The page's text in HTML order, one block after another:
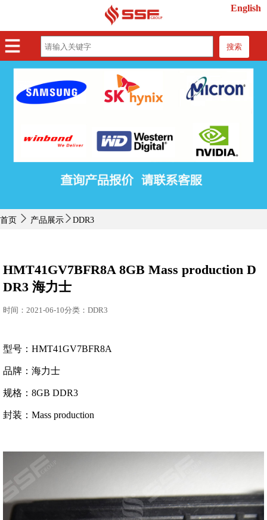
English
搜索
首页
产品展示
行业动态
首页 产品展示 DDR3
HMT41GV7BFR8A 8GB Mass production D
DR3 海力士
时间：2021-06-10分类：DDR3
型号：HMT41GV7BFR8A
品牌：海力士
规格：8GB DDR3
封装：Mass production